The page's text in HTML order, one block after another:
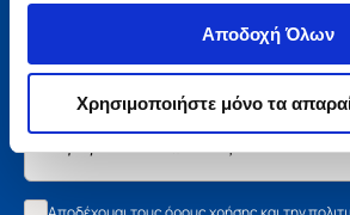
Αποδοχή Όλων
Χρησιμοποιήστε μόνο τα
Μάθετε τα νέα της
Εγγραφείτε στο newsletter μας και
νέα βιβλία, τις εξαιρετικές τιμές και